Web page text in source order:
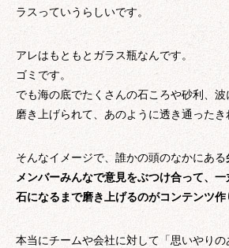
ラスっていうらしいです。
アレはもともとガラス瓶なんです。
ゴミです。
でも海の底でたくさんの石ころや砂利、
磨き上げられて、あのように透き通ったき
そんなイメージで、誰かの頭のなかにある
メンバーみんなで意見をぶつけ合って、
石になるまで磨き上げるのがコンテンツ作
本当にチームや会社に対して「思いやり